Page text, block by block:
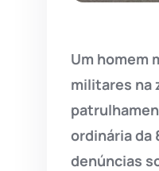
Um homem
militares na
ordinária da
denúncias